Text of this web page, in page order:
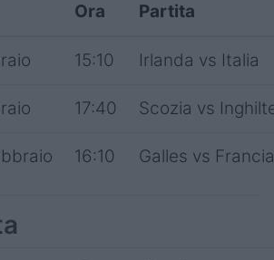
Ora Partita
15:10 Irlanda vs Italia
17:40 Scozia vs
16:10 Galles vs Francia